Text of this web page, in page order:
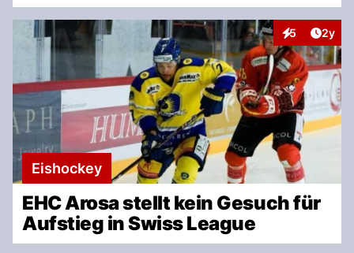
5
Interaktionen
2y
Eishockey
EHC Arosa stellt kein Gesuch für
Aufstieg in Swiss League